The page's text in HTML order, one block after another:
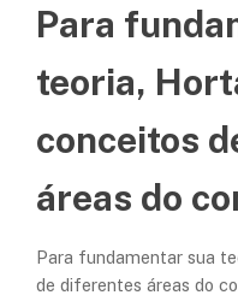
Para
teoria,
conceitos
áreas do
Para fundamentar sua
de diferentes áreas do